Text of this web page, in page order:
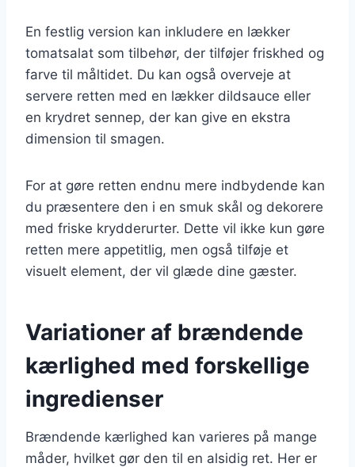
En festlig version kan inkludere en lækker
tomatsalat som tilbehør, der tilføjer friskhed og
farve til måltidet. Du kan også overveje at
servere retten med en lækker dildsauce eller
en krydret sennep, der kan give en ekstra
dimension til smagen.
For at gøre retten endnu mere indbydende kan
du præsentere den i en smuk skål og dekorere
med friske krydderurter. Dette vil ikke kun gøre
retten mere appetitlig, men også tilføje et
visuelt element, der vil glæde dine gæster.
Variationer af brændende
kærlighed med forskellige
ingredienser
Brændende kærlighed kan varieres på mange
måder, hvilket gør den til en alsidig ret. Her er